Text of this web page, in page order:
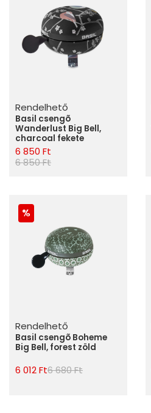
Rendelhető
Basil csengõ
Wanderlust Big Bell,
charcoal fekete
6 850 Ft
6 850 Ft
Rendelhető
Basil csengõ Boheme
Big Bell, forest zöld
6 012 Ft6 680 Ft